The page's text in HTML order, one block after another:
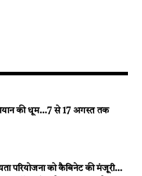
की धूम…7 से 17 अगस्त तक
परियोजना को कैबिनेट की मंजूरी…